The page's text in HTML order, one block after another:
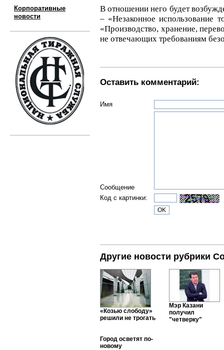
Корпоративные
новости
В отношении него будет
– «Незаконное использование
«Производство, хранение,
не отвечающих требованиям
Оставить комментарий:
Имя
Сообщение
Код с картинки:
Другие новости рубрики
«Козью слободу»
решили не трогать
Мэр Казани
получил
"четверку"
Город осветят по-
новому